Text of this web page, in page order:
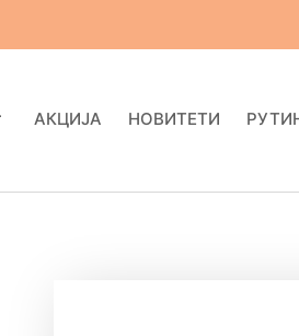
АКЦИЈА НОВИТЕТИ